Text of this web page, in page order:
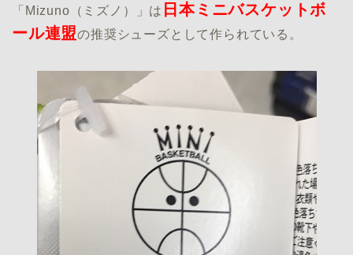
「Mizuno（ミズノ）」は 日本ミニバスケットボ
ール連盟の推奨シューズとして作られている。